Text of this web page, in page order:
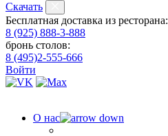
Скачать
Бесплатная доставка из ресторана:
8 (925) 888-3-888
бронь столов:
8 (495)2-555-666
Войти
О нас